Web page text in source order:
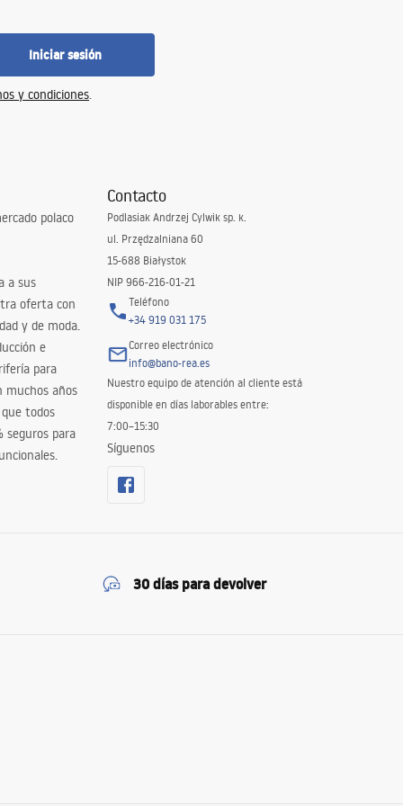
Iniciar sesión
y condiciones.
polaco
a sus
oferta con
y de moda.
e
para
muchos años
todos
seguros para
Contacto
Podlasiak Andrzej Cylwik sp. k.
ul. Przędzalniana 60
15-688 Białystok
NIP 966-216-01-21
Teléfono
+34 919 031 175
Correo electrónico
info@bano-rea.es
Nuestro equipo de atención al cliente está
disponible en días laborables entre:
7:00–15:30
Síguenos
30 días para devolver